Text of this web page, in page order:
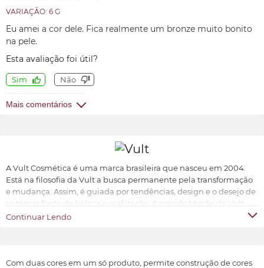
VARIAÇÃO: 6 G
Eu amei a cor dele. Fica realmente um bronze muito bonito
na pele.
Esta avaliação foi útil?
Sim Não
Mais comentários
A Vult Cosmética é uma marca brasileira que nasceu em 2004.
Está na filosofia da Vult a busca permanente pela transformação
e mudança. Assim, é guiada por tendências, design e o desejo de
se tornar fonte de beleza e realização. A grande Missão da Vult
Cosmética é oferecer ao universo feminino a possibilidade de ter
Continuar Lendo
Com duas cores em um só produto, permite construção de cores